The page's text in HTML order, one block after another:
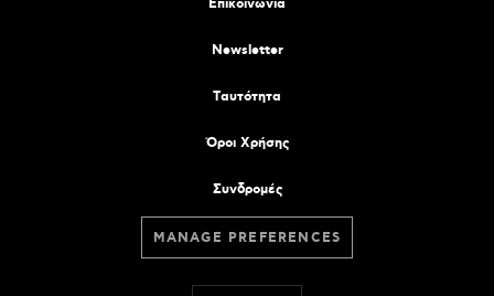
Επικοινωνία
Newsletter
Tαυτότητα
Όροι Χρήσης
Συνδρομές
MANAGE PREFERENCES